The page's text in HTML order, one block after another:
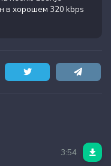
в хорошем 320 kbps
3:54